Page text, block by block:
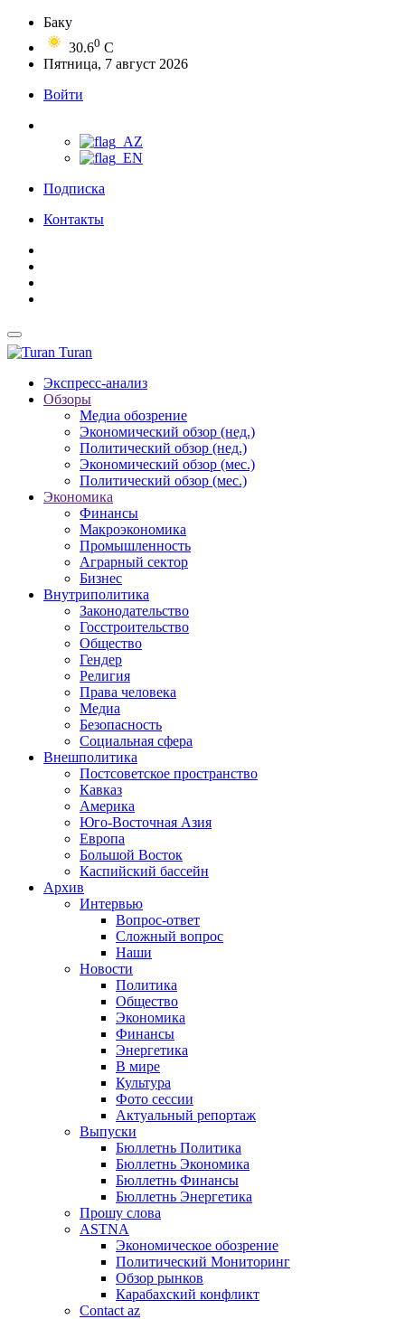
Баку
30.60 C
Пятница, 7 август 2026
Войти
Подписка
Контакты
Turan
Экспресс-анализ
Обзоры
Медиа обозрение
Экономический обзор (нед.)
Политический обзор (нед.)
Экономический обзор (мес.)
Политический обзор (мес.)
Экономика
Финансы
Макроэкономика
Промышленность
Аграрный сектор
Бизнес
Внутриполитика
Законодательство
Госстроительство
Общество
Гендер
Религия
Права человека
Медиа
Безопасность
Социальная сфера
Внешполитика
Постсоветское пространство
Кавказ
Америка
Юго-Восточная Азия
Европа
Большой Восток
Каспийский бассейн
Архив
Интервью
Вопрос-ответ
Сложный вопрос
Наши
Новости
Политика
Общество
Экономика
Финансы
Энергетика
В мире
Культура
Фото сессии
Актуальный репортаж
Выпуски
Бюллетнь Политика
Бюллетнь Экономика
Бюллетнь Финансы
Бюллетнь Энергетика
Прошу слова
ASTNA
Экономическое обозрение
Политический Мониторинг
Обзор рынков
Карабахский конфликт
Contact az